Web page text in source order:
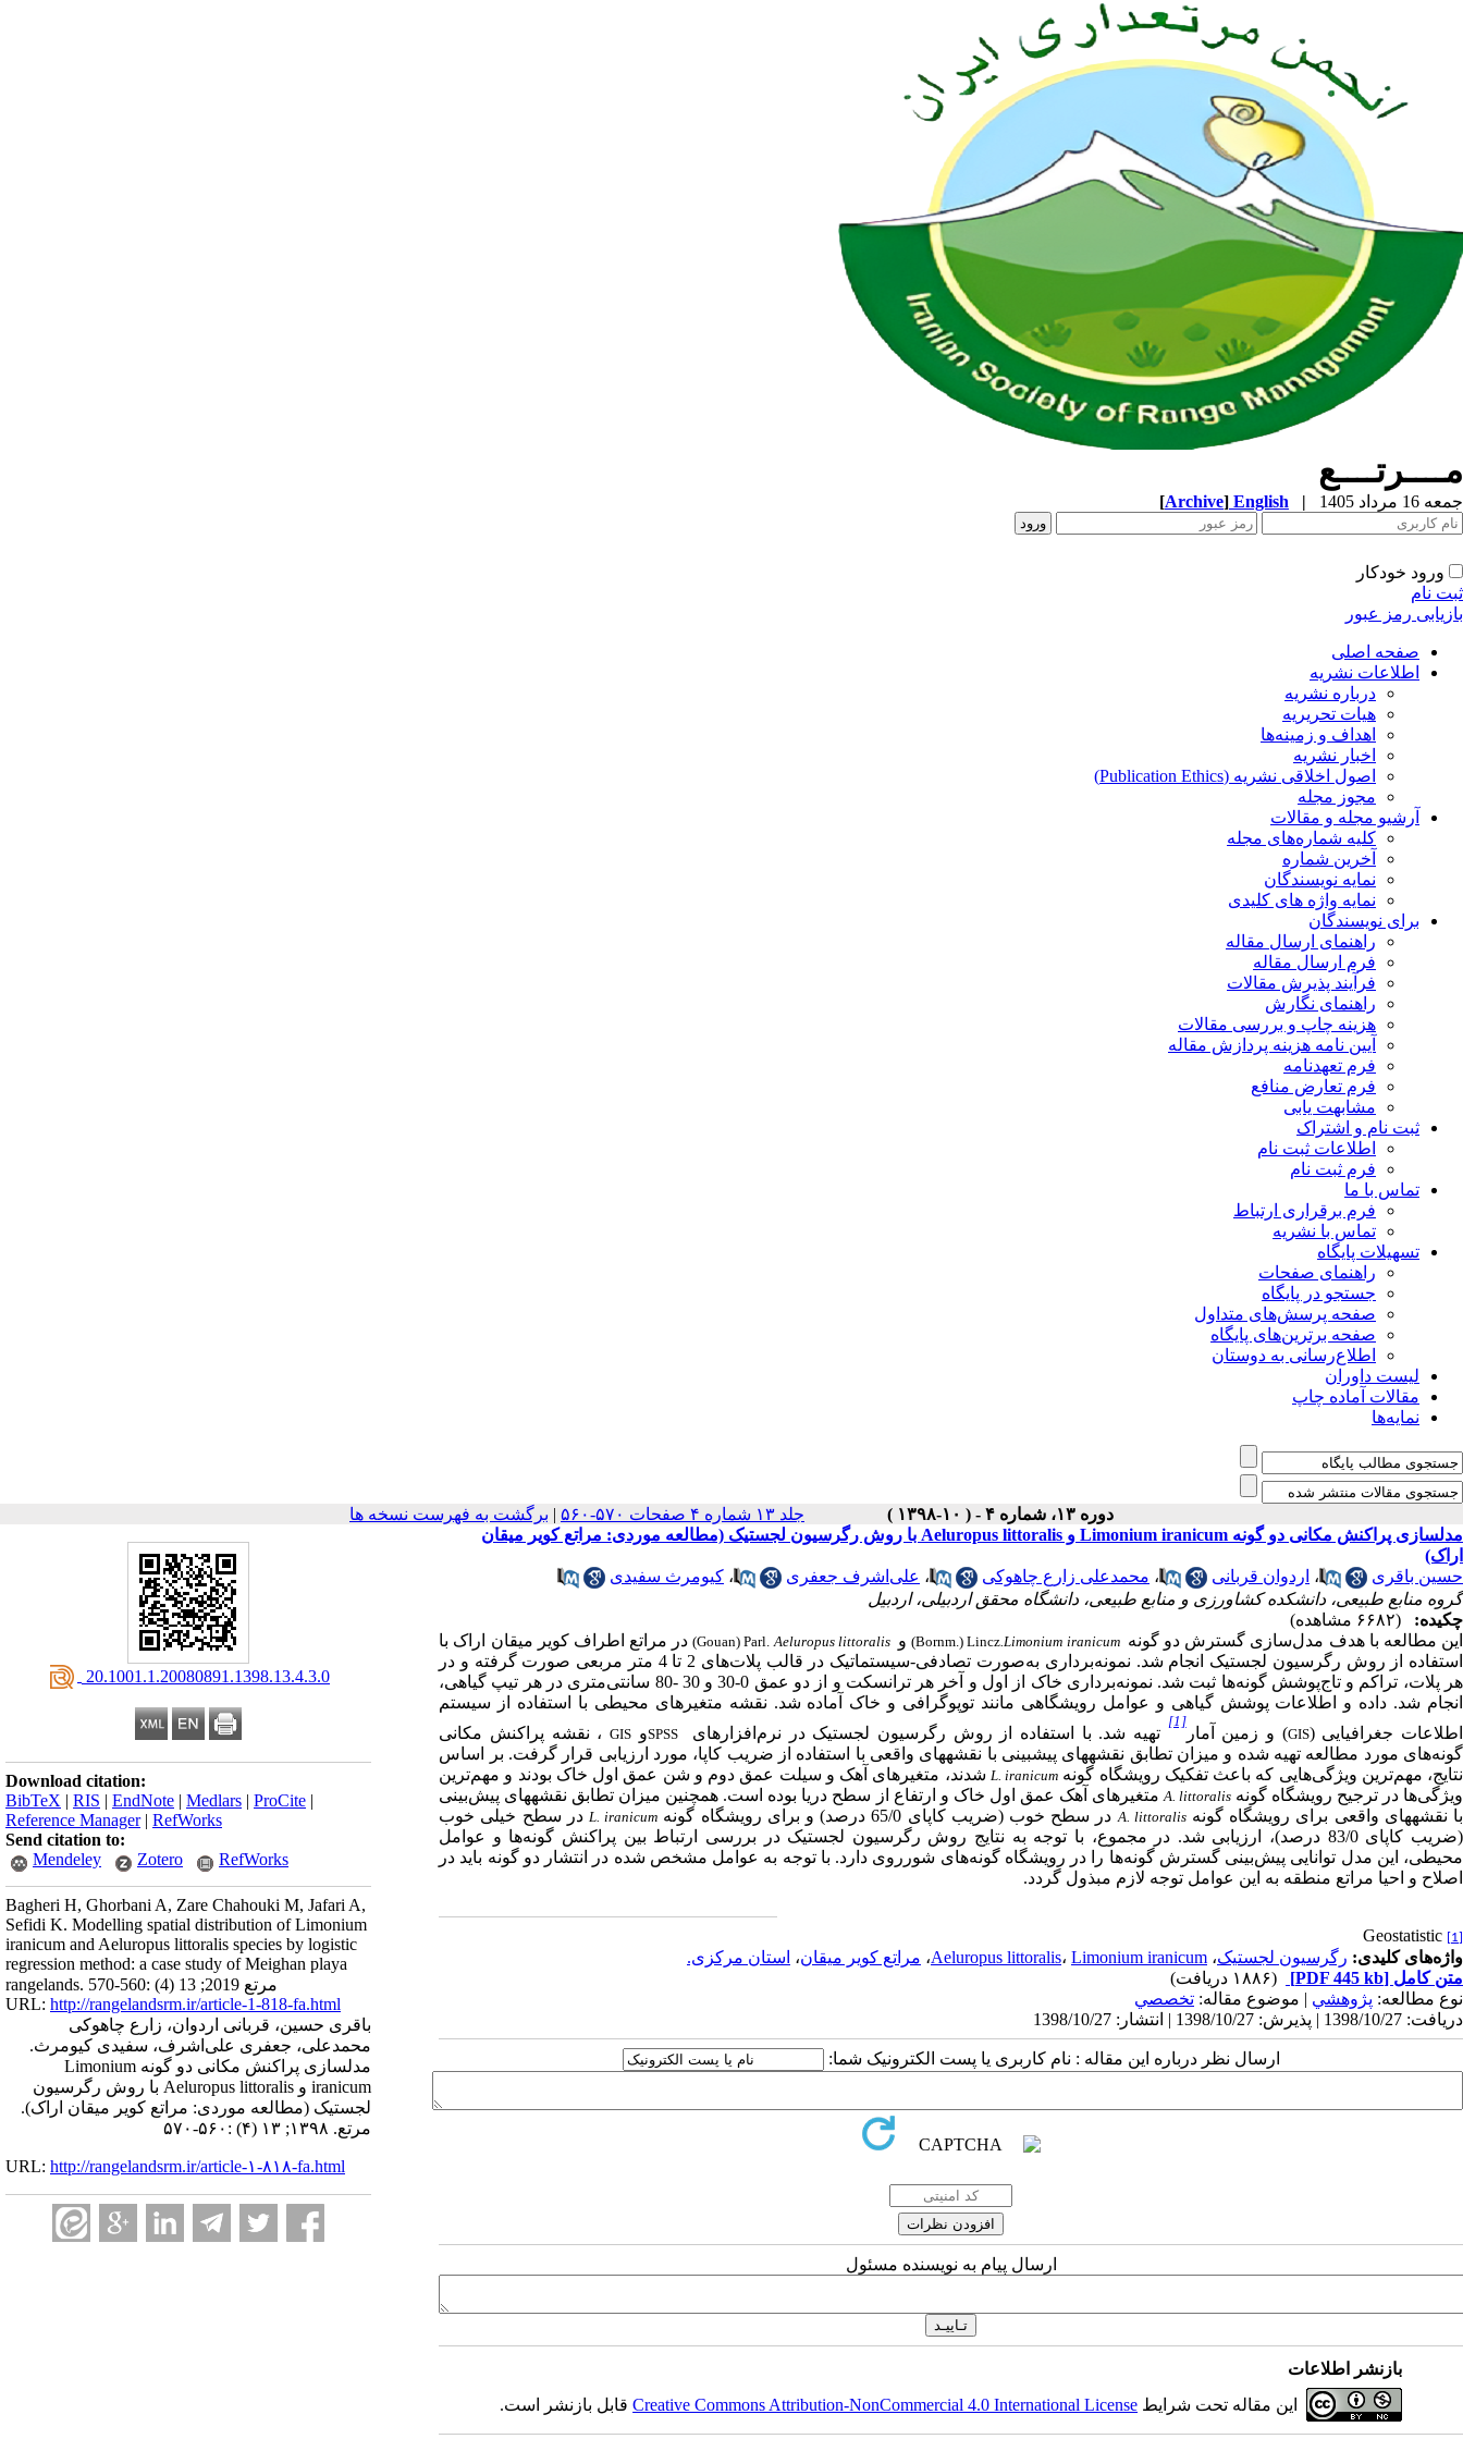
مــــرتــــع
جمعه 16 مرداد 1405 |
English
[Archive]
ورود خودکار
ثبت نام
بازیابی رمز عبور
صفحه اصلی
اطلاعات نشریه
درباره نشریه
هیات تحریریه
اهداف و زمینه‌ها
اخبار نشریه
اصول اخلاقی نشریه (Publication Ethics)
مجوز مجله
آرشیو مجله و مقالات
کلیه شماره‌های مجله
آخرین شماره
نمایه نویسندگان
نمایه واژه های کلیدی
برای نویسندگان
راهنمای ارسال مقاله
فرم ارسال مقاله
فرآیند پذیرش مقالات
راهنمای نگارش
هزینه چاپ و بررسی مقالات
آیین نامه هزینه پردازش مقاله
فرم تعهدنامه
فرم تعارض منافع
مشابهت یابی
ثبت نام و اشتراک
اطلاعات ثبت نام
فرم ثبت نام
تماس با ما
فرم برقراری ارتباط
تماس با نشریه
تسهیلات پایگاه
راهنمای صفحات
جستجو در پایگاه
صفحه پرسش‌های متداول
صفحه برترین‌های پایگاه
اطلاع‌رسانی به دوستان
لیست داوران
مقالات آماده چاپ
نمایه‌ها
دوره ۱۳، شماره ۴ - ( ۱۰-۱۳۹۸ ) جلد ۱۳ شماره ۴ صفحات ۵۷۰-۵۶۰ | برگشت به فهرست نسخه ها
‎ 20.1001.1.20080891.1398.13.4.3.0
Download citation:
BibTeX | RIS | EndNote | Medlars | ProCite |
Reference Manager| RefWorks
Send citation to:
Mendeley
Zotero RefWorks
Bagheri H, Ghorbani A, Zare Chahouki M, Jafari A,
Sefidi K. Modelling spatial distribution of Limonium
iranicum and Aeluropus littoralis species by logistic
regression method: a case study of Meighan playa
rangelands. مرتع 2019; 13 (4) :560-570
URL: http://rangelandsrm.ir/article-1-818-fa.html
باقری حسین، قربانی اردوان، زارع چاهوکی
محمدعلی، جعفری علی‌اشرف، سفیدی کیومرث.
مدلسازی پراکنش مکانی دو گونه‌ Limonium
iranicum و Aeluropus littoralis با روش رگرسیون
لجستیک (مطالعه موردی: مراتع کویر میقان اراک).
مرتع. ۱۳۹۸; ۱۳ (۴) :۵۶۰-۵۷۰
URL: http://rangelandsrm.ir/article-۱-۸۱۸-fa.html
مدلسازی پراکنش مکانی دو گونه‌ Limonium iranicum و Aeluropus littoralis با روش رگرسیون لجستیک (مطالعه موردی: مراتع کویر میقان
اراک)
حسین باقری
، اردوان قربانی ، محمدعلی زارع چاهوکی ، علی‌اشرف جعفری ، کیومرث سفیدی
گروه منابع طبیعی، دانشکده کشاورزی و منابع طبیعی، دانشگاه محقق اردبیلی، اردبیل
چکیده:
(۶۶۸۲ مشاهده)
این مطالعه با هدف مدل‌سازی گسترش دو گونه‌ Limonium iranicum
(Bornm.) Lincz. و Aeluropus littoralis
(Gouan) Parl.در مراتع اطراف کویر میقان اراک با
استفاده از روش رگرسیون لجستیک انجام شد.
نمونه‌برداری به‌صورت تصادفی-سیستماتیک در قالب پلات‌های 2 تا 4 متر مربعی صورت گرفته و در
هر پلات، تراکم و تاج‌پوشش گونه‌ها ثبت شد. نمونه‌برداری خاک از اول و آخر هر ترانسکت و از دو عمق 0-30 و 30 -80 سانتی‌متری در هر تیپ گیاهی،
انجام شد. داده و اطلاعات پوشش گیاهی و عوامل رویشگاهی مانند توپوگرافی و خاک آماده شد. نقشه‌ متغیرهای محیطی با استفاده از سیستم
اطلاعات جغرافیایی (GIS) و زمین آمار
[1]
تهیه شد. با استفاده از روش رگرسیون لجستیک در نرم‌افزارهای SPSSوGIS ، نقشه پراکنش مکانی
گونه‌های مورد مطالعه تهیه شده و میزان تطابق نقشه­های پیش­بینی با نقشه­های واقعی با استفاده از ضریب کاپا، مورد ارزیابی قرار گرفت. بر اساس
نتایج، مهم‌ترین ویژگی‌هایی که باعث تفکیک رویشگاه‌ گونه‌ L. iranicum شدند، متغیرهای آهک و سیلت عمق دوم و شن عمق اول خاک بودند و مهم‌ترین
ویژگی‌ها در ترجیح رویشگاه‌ گونه‌A. littoralis متغیرهای آهک عمق اول خاک و ارتفاع از سطح دریا بوده است. همچنین میزان تطابق نقشه­های پیش‌بینی
با نقشه­های واقعی برای رویشگاه گونه‌A. littoralis در سطح خوب (ضریب کاپای 65/0 درصد) و برای رویشگاه گونه‌ L. iranicum در سطح خیلی خوب
(ضریب کاپای 83/0 درصد)، ارزیابی شد. در مجموع، با توجه به نتایج روش رگرسیون لجستیک در بررسی ارتباط بین پراکنش گونه‌ها و عوامل
محیطی، این مدل توانایی پیش‌بینی گسترش گونه‌ها را در رویشگاه گونه‌های شورروی دارد. با توجه به عوامل مشخص شده در انتشار دو گونه باید در
اصلاح و احیا مراتع منطقه به این عوامل توجه لازم مبذول گردد.
Geostatistic
واژه‌های کلیدی: رگرسیون لجستیک، Aeluropus littoralis، Limonium iranicum ، مراتع کویر میقان، استان مرکزی.
متن کامل [PDF 445 kb]
(۱۸۸۶ دریافت)
نوع مطالعه: پژوهشي | موضوع مقاله: تخصصي
دریافت: 1398/10/27 | پذیرش: 1398/10/27 | انتشار: 1398/10/27
ارسال نظر درباره این مقاله : نام کاربری یا پست الکترونیک شما:
ارسال پیام به نویسنده مسئول
بازنشر اطلاعات
این مقاله تحت شرایط Creative Commons Attribution-NonCommercial 4.0 International Licenseقابل بازنشر است.